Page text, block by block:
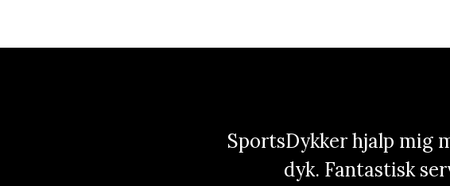
SportsDykker hjalp mig
dyk. Fantastisk